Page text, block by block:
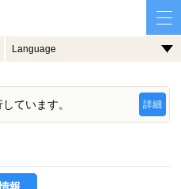
Language
ています。 詳細